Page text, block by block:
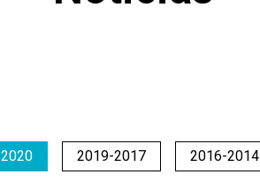
2020 2019-2017 2016-2014